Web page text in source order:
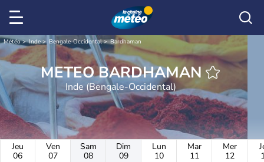
Météo Inde Bengale-Occidental Bardhaman
METEO BARDHAMAN
Inde (Bengale-Occidental)
Jeu
06
Ven
07
Sam
08
Dim
09
Lun
10
Mar
11
Mer
12